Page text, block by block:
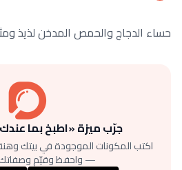
حساء الدجاج والحمص المدخن لذيذ
جرّب ميزة «اطبخ بما
اكتب المكونات الموجودة في بيتك
— واحفظ وقيّم